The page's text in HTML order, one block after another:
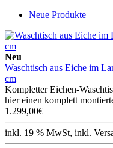
Neue Produkte
Neu
Waschtisch aus Eiche im
cm
Kompletter Eichen-
hier einen komplett
1.299,00€
inkl. 19 % MwSt, inkl.